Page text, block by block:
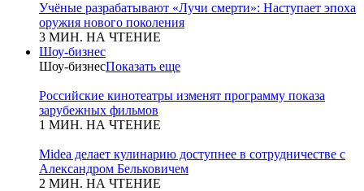
Учёные разрабатывают «Лучи смерти»: Наступает эпоха
оружия нового поколения
3 МИН. НА ЧТЕНИЕ
Шоу-бизнес
Шоу-бизнесПоказать еще
Российские кинотеатры изменят программу показа
зарубежных фильмов
1 МИН. НА ЧТЕНИЕ
Midea делает кулинарию доступнее в сотрудничестве с
Александром Бельковичем
2 МИН. НА ЧТЕНИЕ